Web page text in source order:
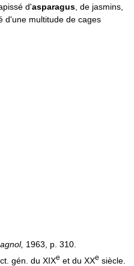
d'asparagus , de jasmins,
d'une multitude de cages
1963, p. 310.
gén. du XIXe et du XXe siècle.